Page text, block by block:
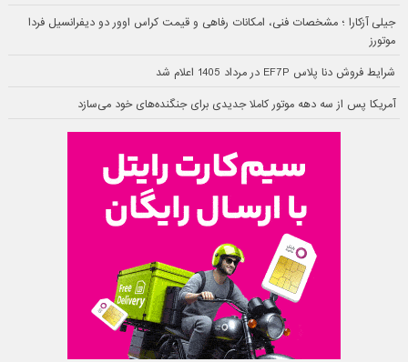
جیلی آزکارا ؛ مشخصات فنی، امکانات رفاهی و قیمت کراس اوور دو دیفرانسیل فردا
موتورز
شرایط فروش دنا پلاس EF7P در مرداد 1405 اعلام شد
آمریکا پس از سه دهه موتور کاملا جدیدی برای جنگنده‌های خود می‌سازد